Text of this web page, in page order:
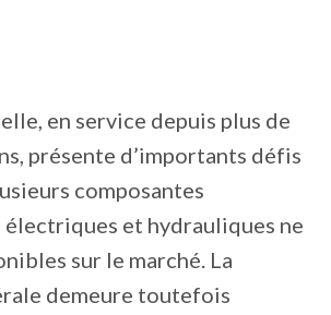
en service depuis plus de
présente d’importants défis
composantes
et hydrauliques ne
sur le marché. La
demeure toutefois